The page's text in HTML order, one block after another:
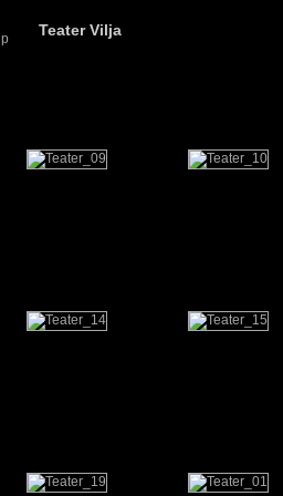
Teater Vilja